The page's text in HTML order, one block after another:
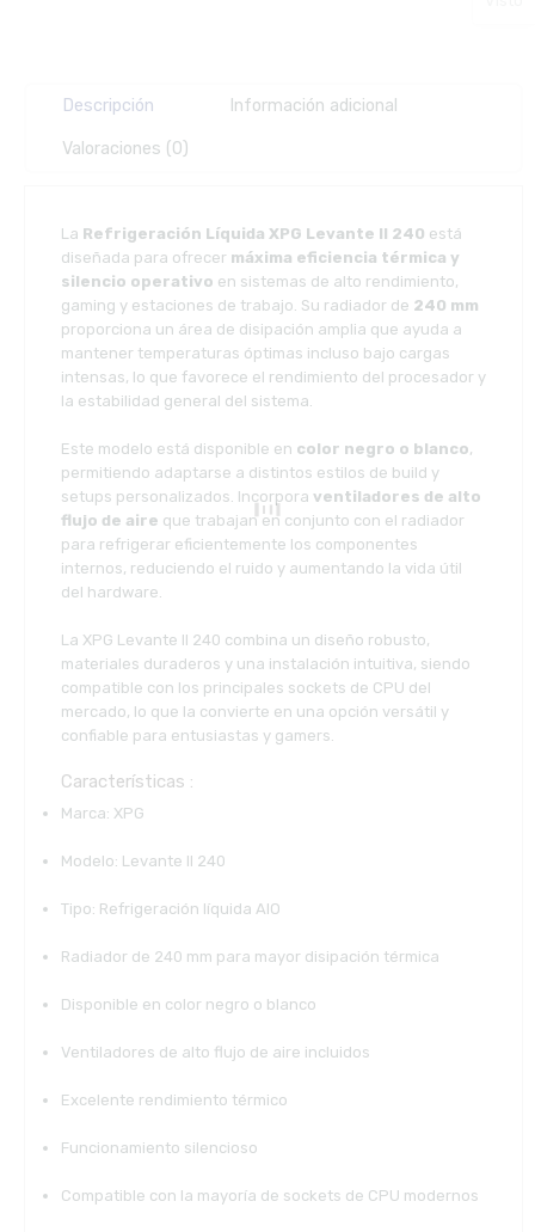
Descripción Información adicional
Valoraciones (0)
La Refrigeración Líquida XPG Levante II 240 está
diseñada para ofrecer máxima eficiencia térmica y
silencio operativo en sistemas de alto rendimiento,
gaming y estaciones de trabajo. Su radiador de 240 mm
proporciona un área de disipación amplia que ayuda a
mantener temperaturas óptimas incluso bajo cargas
intensas, lo que favorece el rendimiento del procesador y
la estabilidad general del sistema.
Este modelo está disponible en color negro o blanco,
permitiendo adaptarse a distintos estilos de build y
setups personalizados. Incorpora ventiladores de alto
flujo de aire que trabajan en conjunto con el radiador
para refrigerar eficientemente los componentes
internos, reduciendo el ruido y aumentando la vida útil
del hardware.
La XPG Levante II 240 combina un diseño robusto,
materiales duraderos y una instalación intuitiva, siendo
compatible con los principales sockets de CPU del
mercado, lo que la convierte en una opción versátil y
confiable para entusiastas y gamers.
Características :
Marca: XPG
Modelo: Levante II 240
Tipo: Refrigeración líquida AIO
Radiador de 240 mm para mayor disipación térmica
Disponible en color negro o blanco
Ventiladores de alto flujo de aire incluidos
Excelente rendimiento térmico
Funcionamiento silencioso
Compatible con la mayoría de sockets de CPU modernos